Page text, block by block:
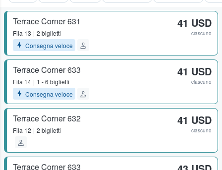
Terrace Corner 631
Fila 13
2 biglietti
Consegna veloce
41 USD
ciascuno
Terrace Corner 633
Fila 14
1 - 6 biglietti
Consegna veloce
41 USD
ciascuno
Terrace Corner 632
Fila 12 2 biglietti
41 USD
ciascuno
Terrace Corner 633